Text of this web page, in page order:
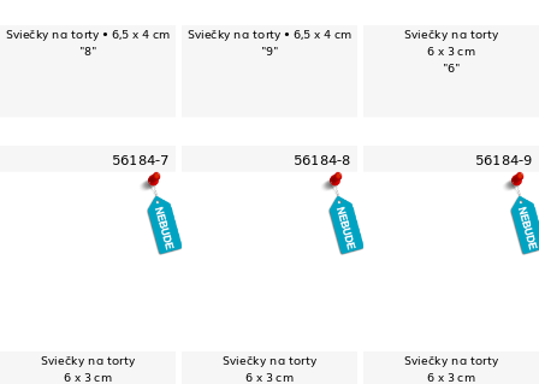
Sviečky na torty • 6,5 x 4 cm
"8"
Sviečky na torty • 6,5 x 4 cm
"9"
Sviečky na torty
6 x 3 cm
"6"
56184-7
Sviečky na torty
6 x 3 cm
56184-8
Sviečky na torty
6 x 3 cm
56184-9
Sviečky na torty
6 x 3 cm